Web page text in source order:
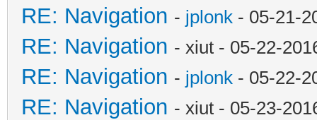
RE: Navigation - jplonk - 05-21-
RE: Navigation - xiut - 05-22-
RE: Navigation - jplonk - 05-22-
RE: Navigation - xiut - 05-23-